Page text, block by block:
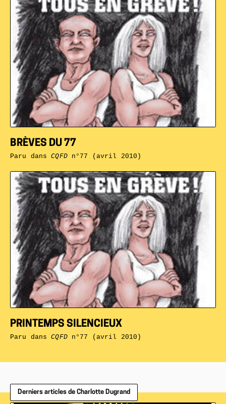
PRINTEMPS SILENCIEUX
Paru dansCQFDn°77 (avril 2010)
BRÈVES DU 77
Paru dansCQFDn°77 (avril 2010)
Derniers articles de Charlotte Dugrand